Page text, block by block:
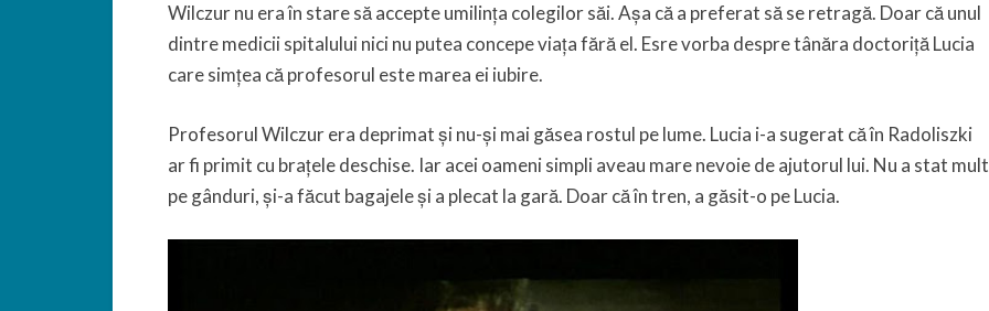
Wilczur nu era în stare să accepte umilința colegilor săi. Așa că a preferat să se retragă. Doar că unul
dintre medicii spitalului nici nu putea concepe viața fără el. Esre vorba despre tânăra doctoriță Lucia
care simțea că profesorul este marea ei iubire.
Profesorul Wilczur era deprimat și nu-și mai găsea rostul pe lume. Lucia i-a sugerat că în Radoliszki
ar fi primit cu brațele deschise. Iar acei oameni simpli aveau mare nevoie de ajutorul lui. Nu a stat mult
pe gânduri, și-a făcut bagajele și a plecat la gară. Doar că în tren, a găsit-o pe Lucia.